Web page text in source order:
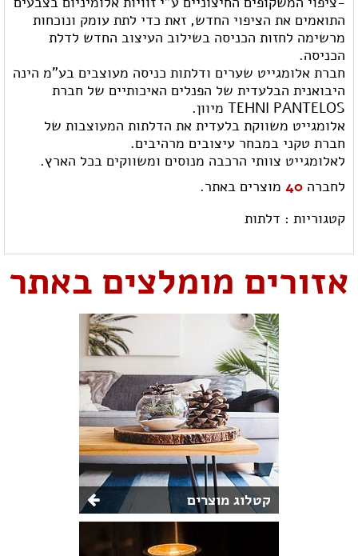
התואמים את הציפוי החדש, זאת כדי לתת עומק ונוכחות
מרשימה לחזות הכניסה בשילוב העיצוב החדש לדלת
הכניסה.
חברת אלומגייט שערים ודלתות כניסה מעוצבים בע"מ הינה
היבואנית הבלעדית של הפנלים האיכותיים של חברת
TEHNI PANTELOS מיוון.
אלומגייט משווקת בלעדית את הדלתות המעוצבות של
חברת טקני במבחר עיצובים מרהיבים.
לאלומגייט צוותי הרכבה מנוסים ומשווקים בכל הארץ.
לחברה 40 מוצרים באתר.
קטגוריות : דלתות
אזורים מומלצים באתר
קטלוג מוצרים